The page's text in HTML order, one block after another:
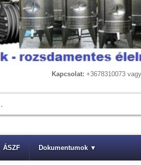
Kapcsolat: +3678310073
ÁSZF Dokumentumok ▾